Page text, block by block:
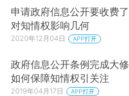
申请政府信息公开要收费了
对知情权影响几何
2020年12月04日 APP打开
政府信息公开条例完成大修
如何保障知情权引关注
2019年04月17日 APP打开